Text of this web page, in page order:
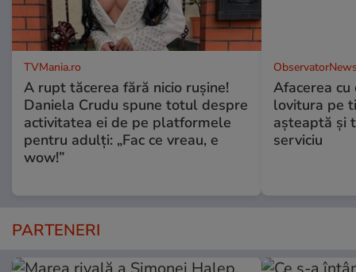
TVMania.ro
A rupt tăcerea fără nicio rușine!
Daniela Crudu spune totul despre
activitatea ei de pe platformele
pentru adulți: „Fac ce vreau, e
wow!”
Afacerea
lovitura pe
aşteaptă şi
serviciu
PARTENERI